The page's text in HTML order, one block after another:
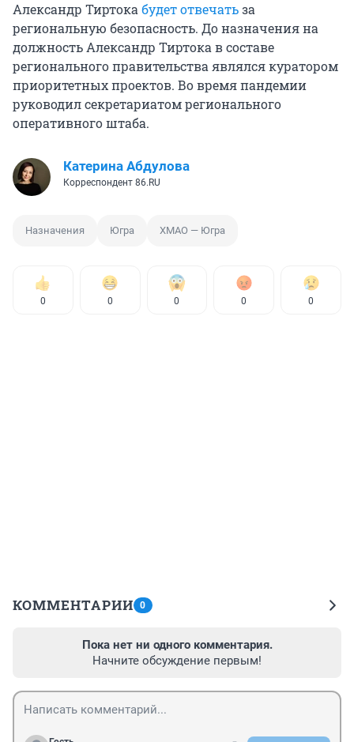
Александр Тиртокабудет отвечатьза
региональную безопасность. До назначения на
должность Александр Тиртока в составе
регионального правительства являлся куратором
приоритетных проектов. Во время пандемии
руководил секретариатом регионального
оперативного штаба.
Катерина Абдулова
Корреспондент 86.RU
Назначения Югра ХМАО — Югра
0 0 0 0 0
КОММЕНТАРИИ 0
Пока нет ни одного комментария.
Начните обсуждение первым!